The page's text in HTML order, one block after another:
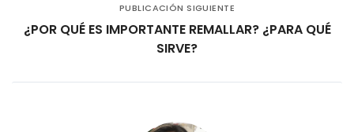
PUBLICACIÓN SIGUIENTE
¿POR QUÉ ES IMPORTANTE REMALLAR? ¿PARA QUÉ
SIRVE?